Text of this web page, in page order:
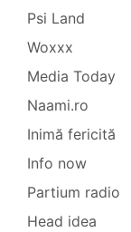
Psi Land
Woxxx
Media Today
Naami.ro
Inimă fericită
Info now
Partium radio
Head idea